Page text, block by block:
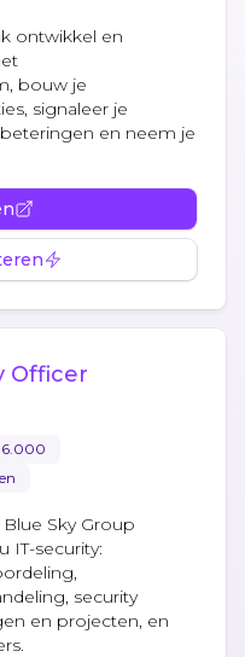
ontwikkel en
bouw je
signaleer je
en neem je
Officer
Sky Group
IT-security:
security
en projecten, en